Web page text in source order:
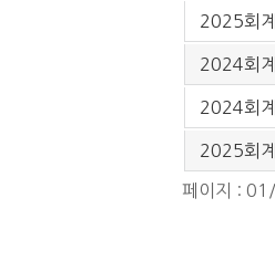
2025회
2024회
2024회
2025회
페이지 :